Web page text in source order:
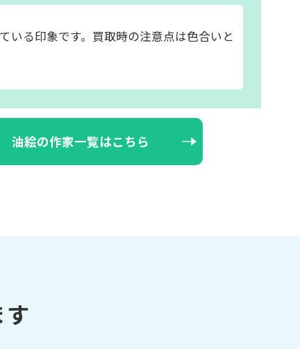
いる印象です。買取時の注意点は色合いと
油絵の作家一覧はこちら